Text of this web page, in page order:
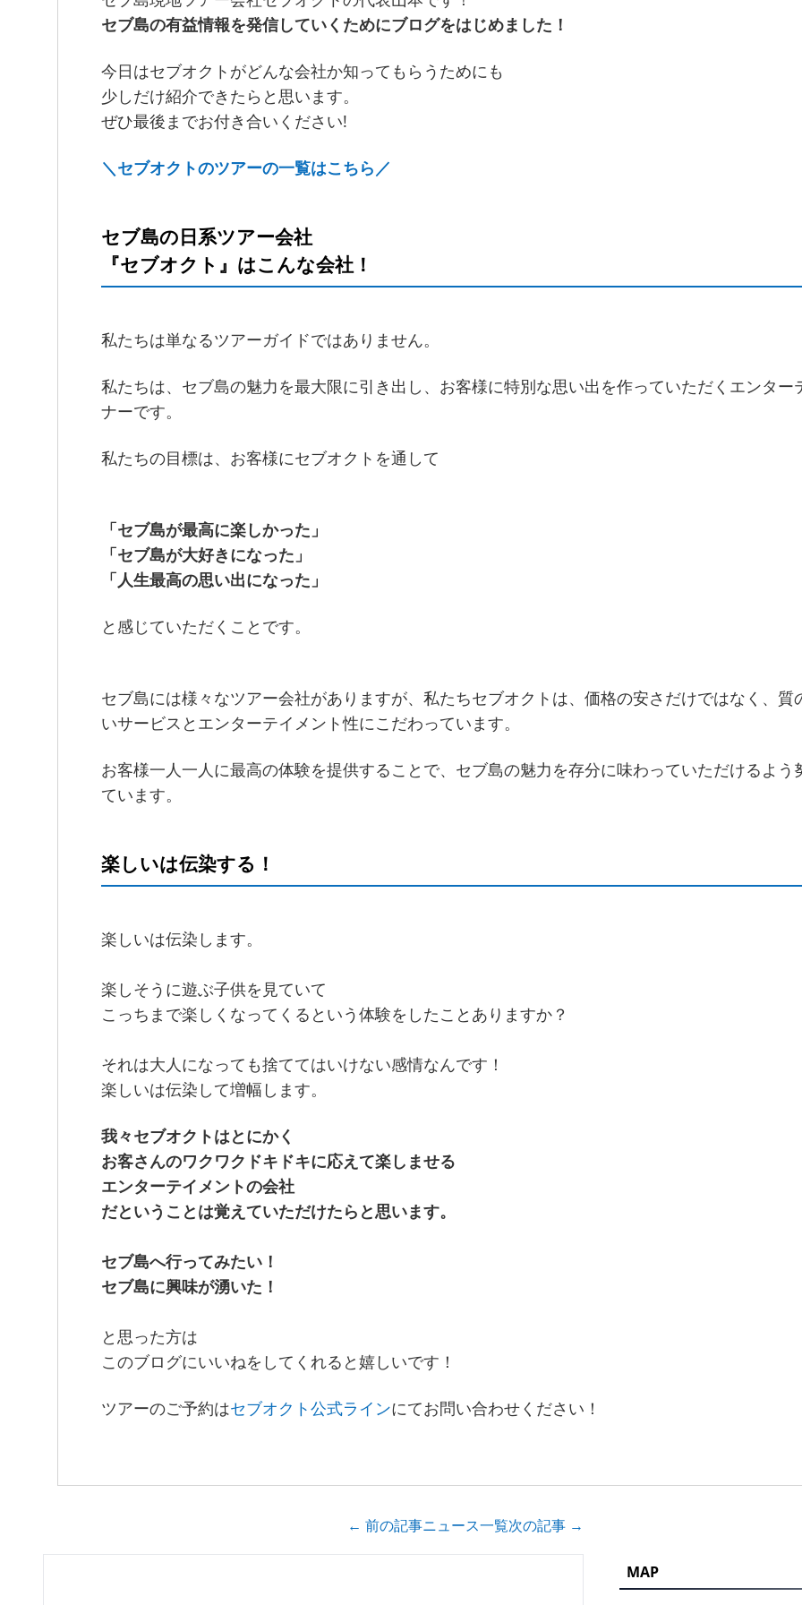
セブ島の有益情報を発信していくためにブログをはじめました！
今日はセブオクトがどんな会社か知ってもらうためにも
少しだけ紹介できたらと思います。
ぜひ最後までお付き合いください!
＼セブオクトのツアーの一覧はこちら／
セブ島の日系ツアー会社
『セブオクト』はこんな会社！
私たちは単なるツアーガイドではありません。
私たちは、セブ島の魅力を最大限に引き出し、お客様に特別な思い出を作っていただくエンター
ナーです。
私たちの目標は、お客様にセブオクトを通して
「セブ島が最高に楽しかった」
「セブ島が大好きになった」
「人生最高の思い出になった」
と感じていただくことです。
セブ島には様々なツアー会社がありますが、私たちセブオクトは、価格の安さだけではなく、質
いサービスとエンターテイメント性にこだわっています。
お客様一人一人に最高の体験を提供することで、セブ島の魅力を存分に味わっていただけるよう
ています。
楽しいは伝染する！
楽しいは伝染します。
楽しそうに遊ぶ子供を見ていて
こっちまで楽しくなってくるという体験をしたことありますか？
それは大人になっても捨ててはいけない感情なんです！
楽しいは伝染して増幅します。
我々セブオクトはとにかく
お客さんのワクワクドキドキに応えて楽しませる
エンターテイメントの会社
だということは覚えていただけたらと思います。
セブ島へ行ってみたい！
セブ島に興味が湧いた！
と思った方は
このブログにいいねをしてくれると嬉しいです！
ツアーのご予約はセブオクト公式ラインにてお問い合わせください！
← 前の記事ニュース一覧次の記事 →
MAP